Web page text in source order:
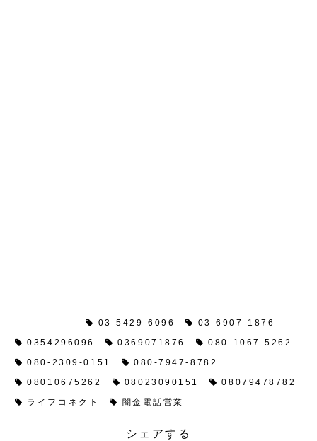
03-5429-6096
03-6907-1876
0354296096
0369071876
080-1067-5262
080-2309-0151
080-7947-8782
08010675262
08023090151
08079478782
ライフコネクト
闇金電話営業
シェアする